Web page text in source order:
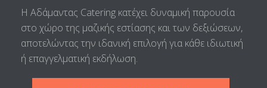
Η Αδάμαντας Catering κατέχει δυναμική παρουσία
στο χώρο της μαζικής εστίασης και των δεξιώσεων,
αποτελώντας την ιδανική επιλογή για κάθε ιδιωτική
ή επαγγελματική εκδήλωση.